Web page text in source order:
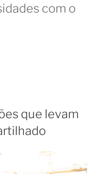
com o
que levam